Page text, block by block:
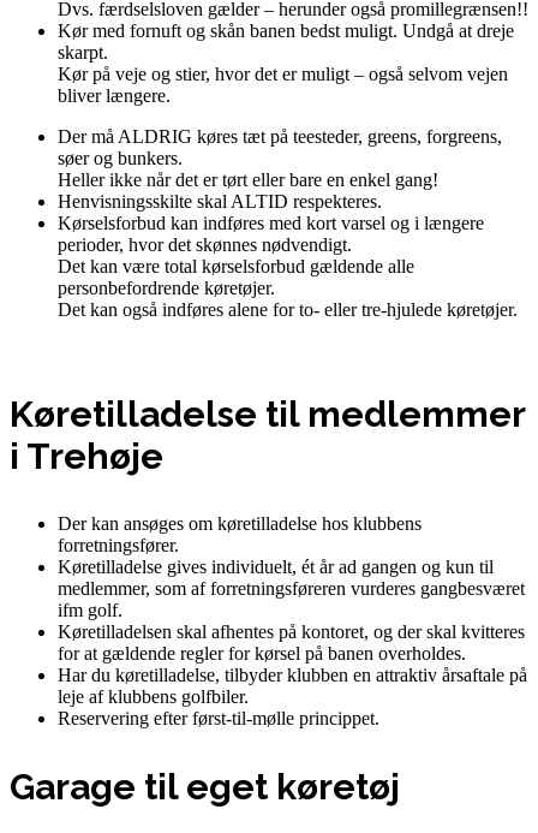
Dvs. færdselsloven gælder – herunder også promillegrænsen!!
Kør med fornuft og skån banen bedst muligt. Undgå at dreje
skarpt.
Kør på veje og stier, hvor det er muligt – også selvom vejen
bliver længere.
Der må ALDRIG køres tæt på teesteder, greens, forgreens,
søer og bunkers.
Heller ikke når det er tørt eller bare en enkel gang!
Henvisningsskilte skal ALTID respekteres.
Kørselsforbud kan indføres med kort varsel og i længere
perioder, hvor det skønnes nødvendigt.
Det kan være total kørselsforbud gældende alle
personbefordrende køretøjer.
Det kan også indføres alene for to- eller tre-hjulede køretøjer.
Køretilladelse til medlemmer
i Trehøje
Der kan ansøges om køretilladelse hos klubbens
forretningsfører.
Køretilladelse gives individuelt, ét år ad gangen og kun til
medlemmer, som af forretningsføreren vurderes gangbesværet
ifm golf.
Køretilladelsen skal afhentes på kontoret, og der skal kvitteres
for at gældende regler for kørsel på banen overholdes.
Har du køretilladelse, tilbyder klubben en attraktiv årsaftale på
leje af klubbens golfbiler.
Reservering efter først-til-mølle princippet.
Garage til eget køretøj